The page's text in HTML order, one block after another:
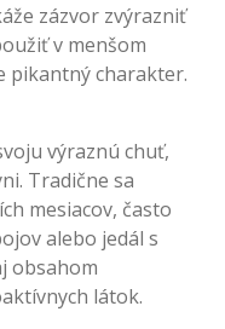
zázvor zvýrazniť
v menšom
pikantný charakter.
výraznú chuť,
Tradične sa
mesiacov, často
alebo jedál s
obsahom
látok.